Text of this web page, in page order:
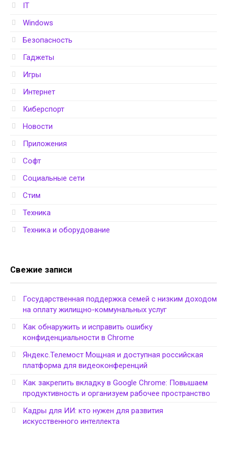
IT
Windows
Безопасность
Гаджеты
Игры
Интернет
Киберспорт
Новости
Приложения
Софт
Социальные сети
Стим
Техника
Техника и оборудование
Свежие записи
Государственная поддержка семей с низким доходом
на оплату жилищно-коммунальных услуг
Как обнаружить и исправить ошибку
конфиденциальности в Chrome
Яндекс.Телемост Мощная и доступная российская
платформа для видеоконференций
Как закрепить вкладку в Google Chrome: Повышаем
продуктивность и организуем рабочее пространство
Кадры для ИИ: кто нужен для развития
искусственного интеллекта